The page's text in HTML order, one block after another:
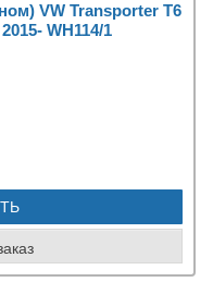
VW Transporter T6
WH114/1